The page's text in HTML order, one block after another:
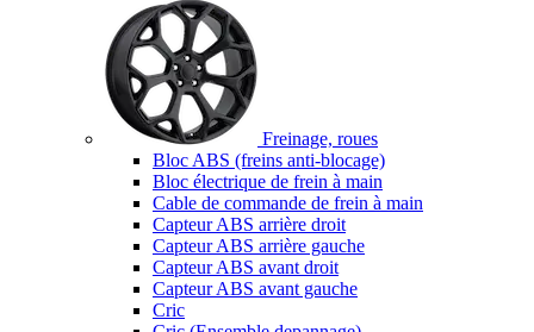
Freinage, roues
Bloc ABS (freins anti-blocage)
Bloc électrique de frein à main
Cable de commande de frein à main
Capteur ABS arrière droit
Capteur ABS arrière gauche
Capteur ABS avant droit
Capteur ABS avant gauche
Cric